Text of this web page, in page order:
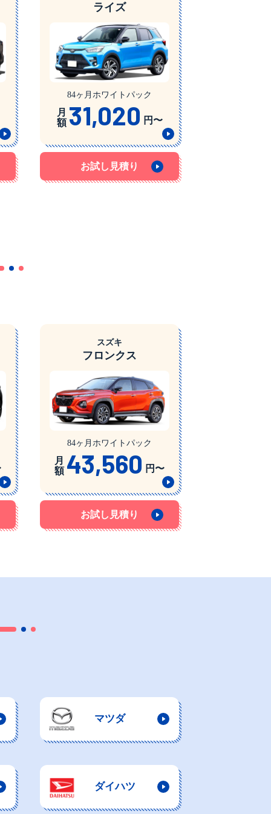
ライズ
84ヶ月ホワイトパック
月
額 31,020 円〜
お試し見積り
スズキ
フロンクス
84ヶ月ホワイトパック
月
額 43,560 円〜
お試し見積り
マツダ
ダイハツ